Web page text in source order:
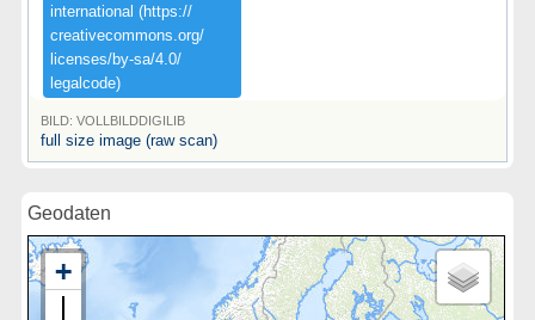
international ​(​https:​/​/​
creativecommons.​org/​
licenses/​by-​sa/​4.​0/​
legalcode)​
BILD: VOLLBILDDIGILIB
full size image (raw scan)
Geodaten